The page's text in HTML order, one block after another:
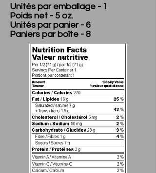
Unités par emballage - 1
Poids net - 5 oz.
Unités par panier - 6
Paniers par boîte - 8